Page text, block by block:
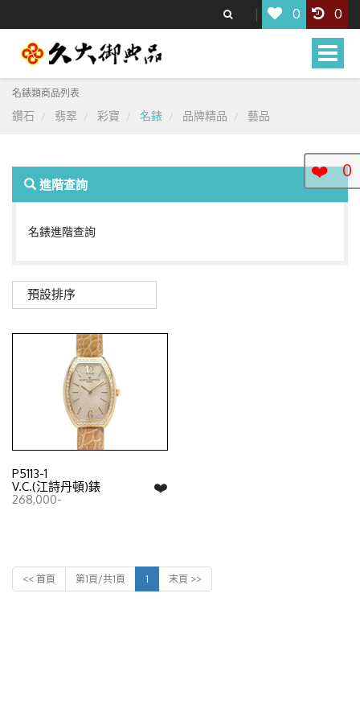
0 0
Toggle
名錶類商品列表
鑽石 翡翠 彩寶 名錶 品牌精品 藝品
進階查詢
名錶進階查詢
預設排序
P5113-1
❤️
V.C.(江詩丹頓)錶
268,000-
<< 首頁 第1頁/共1頁 1 末頁 >>
❤️ 0